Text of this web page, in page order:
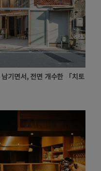
기면서, 전면 개수한 「치토